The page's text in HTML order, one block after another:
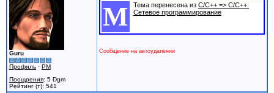
Guru
Профиль · PM
Поощрения: 5 Dgm
Рейтинг (т): 541
M Тема перенесена из C/C++ => C/C++:
Сетевое программирование
Сообщение на автоудалении